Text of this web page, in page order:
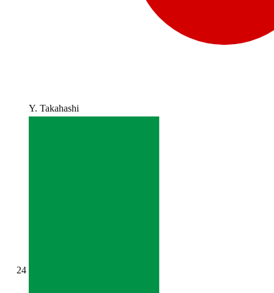
Y. Takahashi
24